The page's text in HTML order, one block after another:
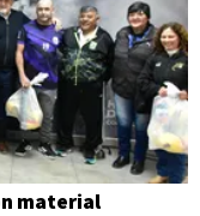
material